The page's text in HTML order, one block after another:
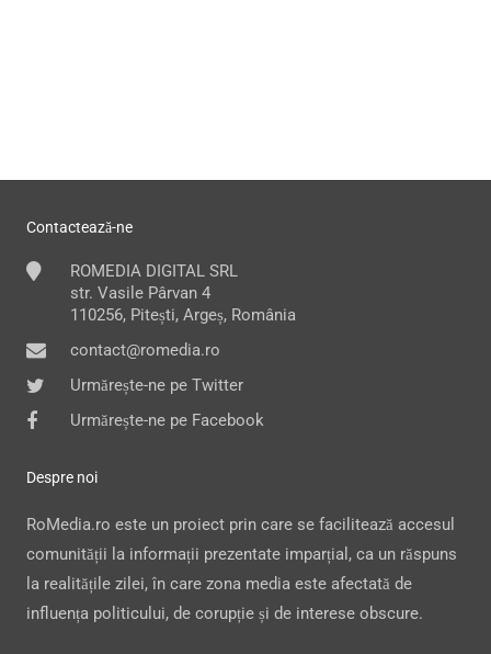
Contactează-ne
ROMEDIA DIGITAL SRL
str. Vasile Pârvan 4
110256, Pitești, Argeș, România
contact@romedia.ro
Urmărește-ne pe Twitter
Urmărește-ne pe Facebook
Despre noi
RoMedia.ro este un proiect prin care se facilitează accesul
comunității la informații prezentate imparțial, ca un răspuns
la realitățile zilei, în care zona media este afectată de
influența politicului, de corupție și de interese obscure.